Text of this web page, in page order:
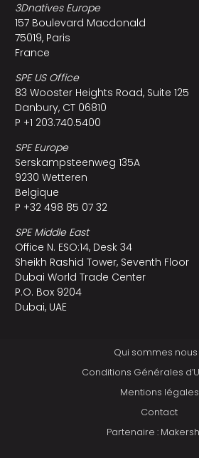
3Dnatives Europe
157 Boulevard Macdonald
75019, Paris
France
SPE US Office
83 Wooster Heights Road, Suite 125
Danbury, CT 06810
P +1 203.740.5400
SPE Europe
Serskampsteenweg 135A
9230 Wetteren
Belgique
P +32 498 85 07 32
SPE Middle East
Office N. ESO:14, Desk 34
Sheikh Rashid Tower, Seventh Floor
Dubai World Trade Center
P.O. Box 9204
Dubai, UAE
Qui sommes nous
Conditions Générales
Mentions légales
Contact
Partenaire :